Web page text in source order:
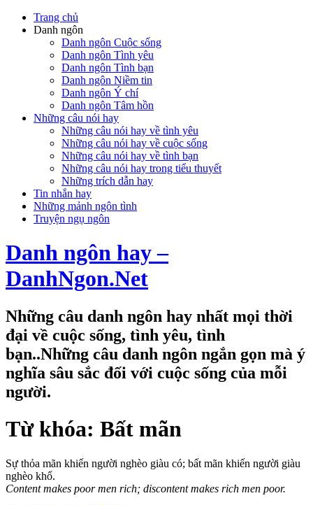
Trang chủ
Danh ngôn
Danh ngôn Cuộc sống
Danh ngôn Tình yêu
Danh ngôn Tình bạn
Danh ngôn Niềm tin
Danh ngôn Ý chí
Danh ngôn Tâm hồn
Những câu nói hay
Những câu nói hay về tình yêu
Những câu nói hay về cuộc sống
Những câu nói hay về tình bạn
Những câu nói hay trong tiểu thuyết
Những trích dẫn hay
Tin nhắn hay
Những mảnh ngôn tình
Truyện ngụ ngôn
Danh ngôn hay –
DanhNgon.Net
Những câu danh ngôn hay nhất mọi thời
đại về cuộc sống, tình yêu, tình
bạn..Những câu danh ngôn ngắn gọn mà ý
nghĩa sâu sắc đối với cuộc sống của mỗi
người.
Từ khóa: Bất mãn
Sự thỏa mãn khiến người nghèo giàu có; bất mãn khiến người giàu
nghèo khổ.
Content makes poor men rich; discontent makes rich men poor.